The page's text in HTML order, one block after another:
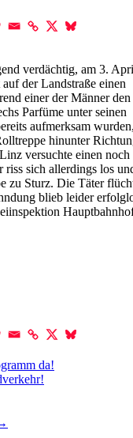
verdächtig, am 3.
der Landstraße einen
einer der Männer den
Parfüme unter seinen
aufmerksam
hinunter
versuchte einen noch
riss sich allerdings los
zu Sturz. Die Täter
blieb leider
da!